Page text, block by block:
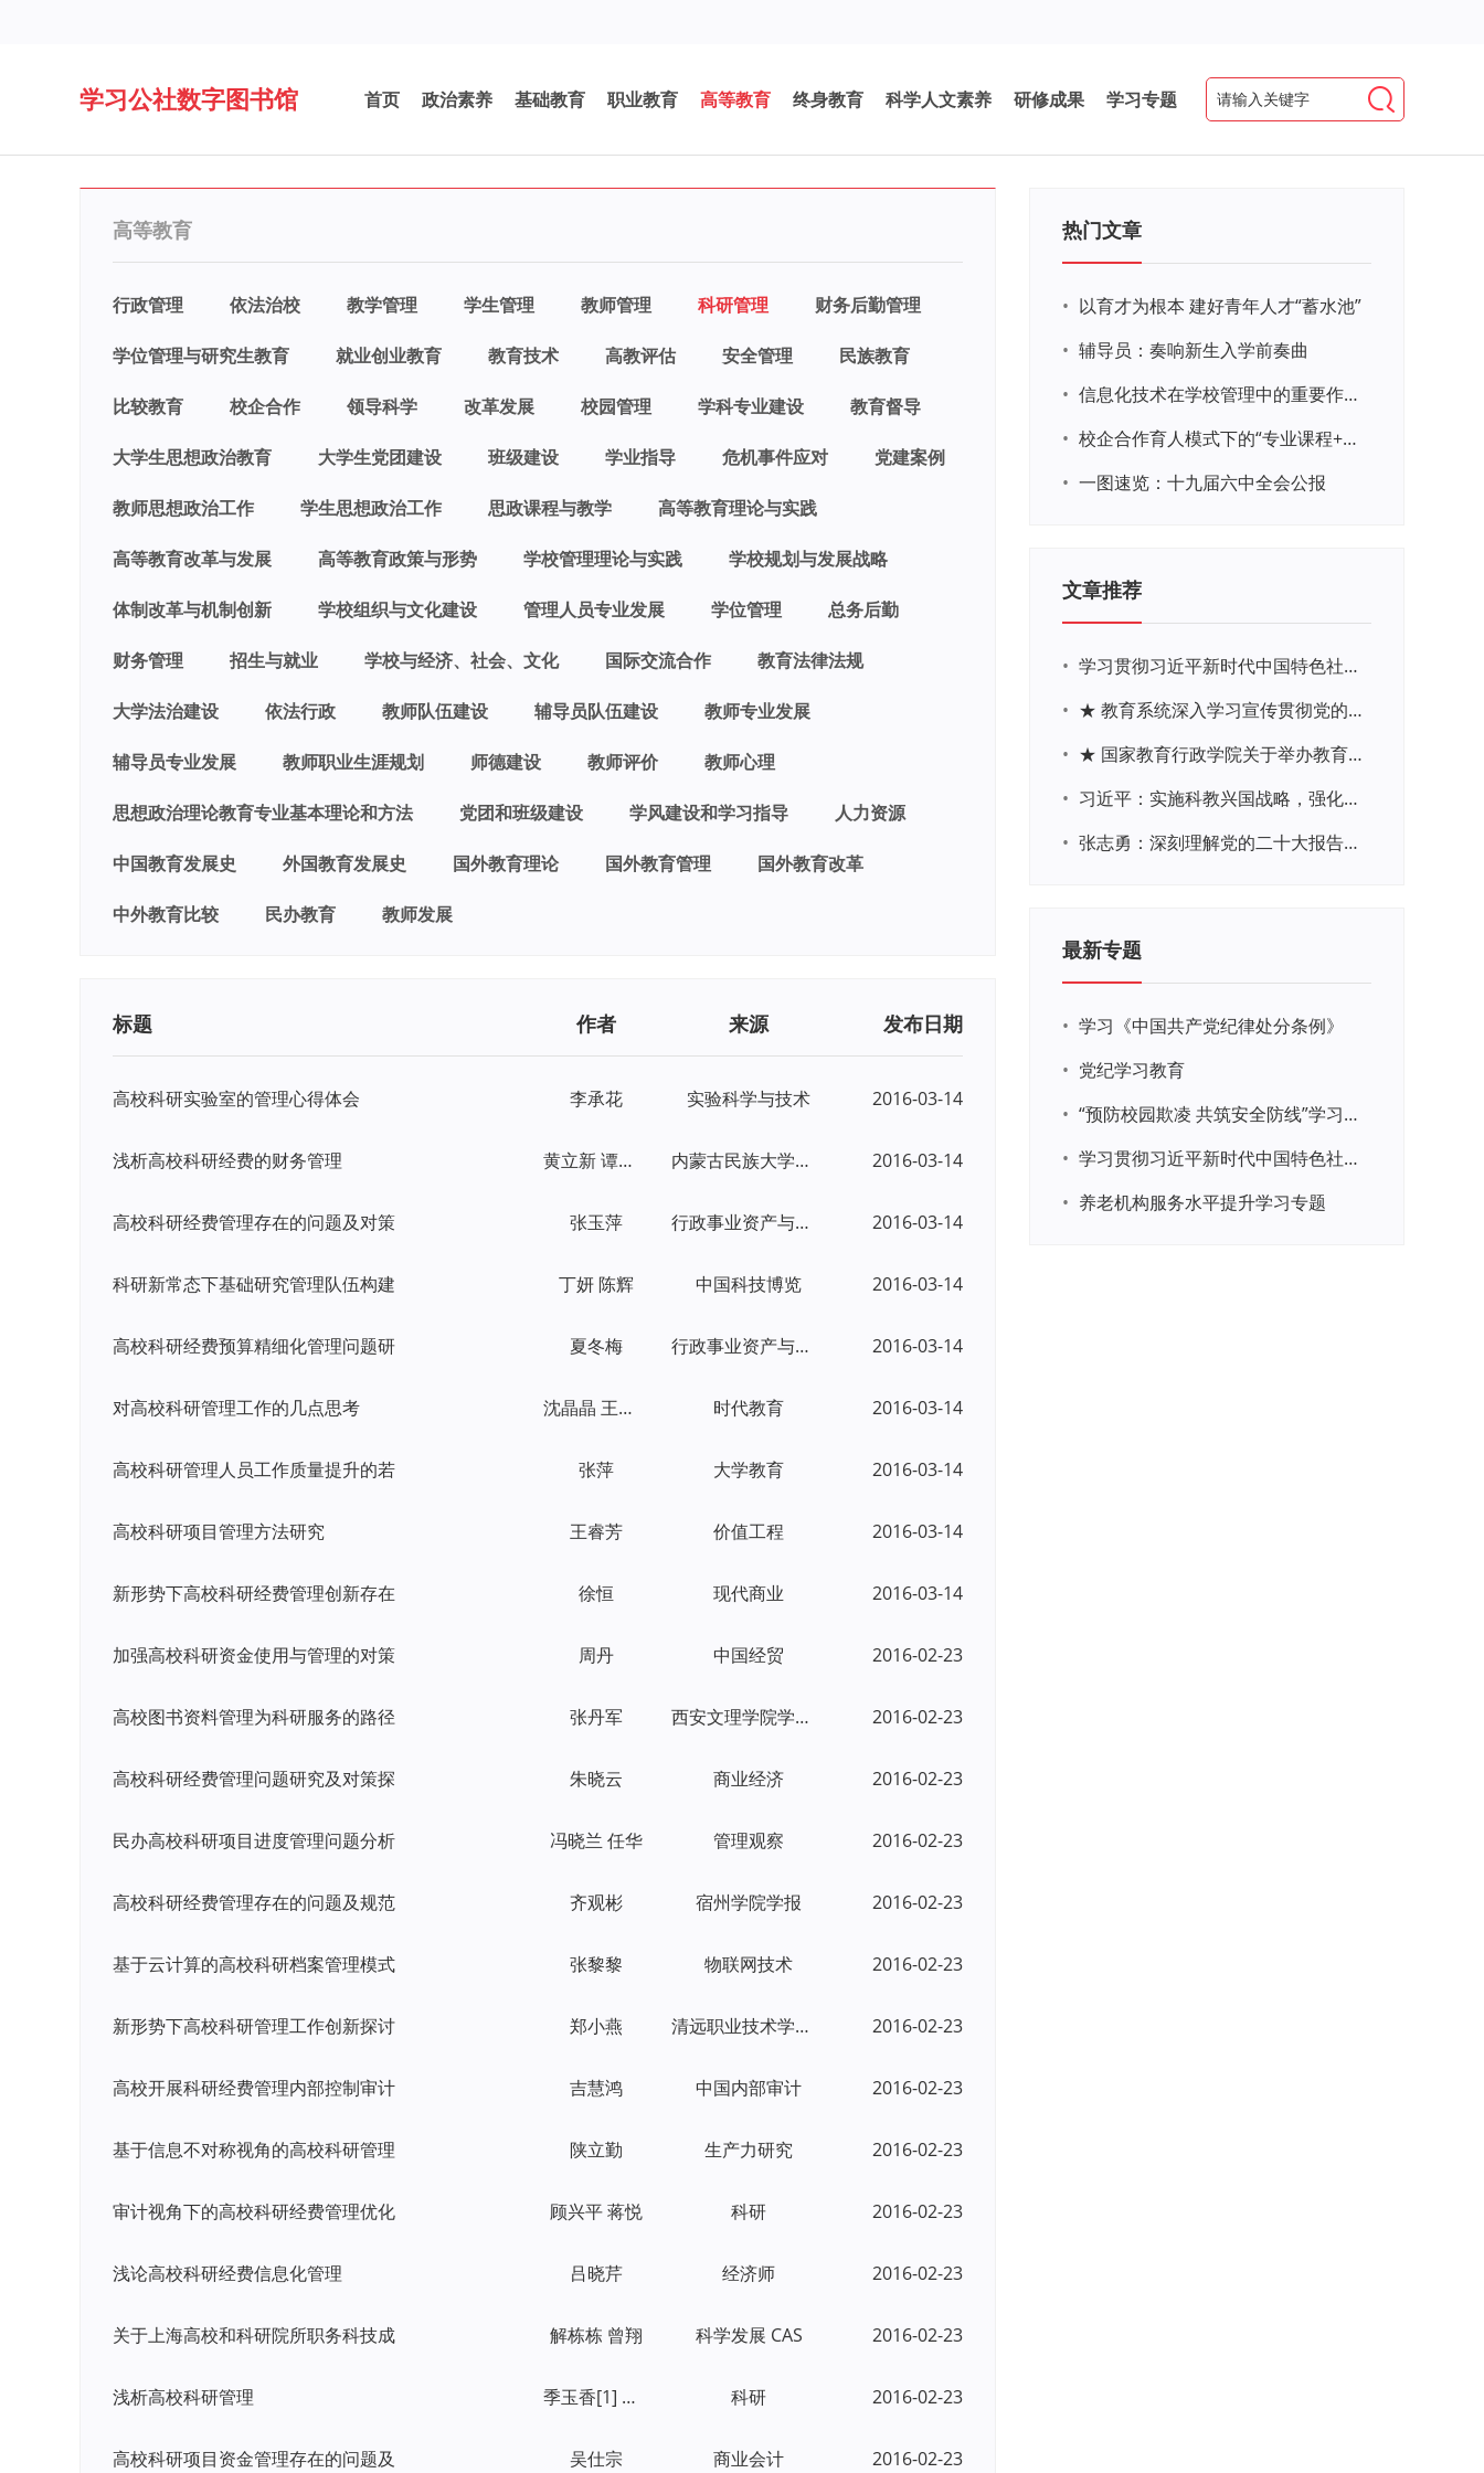
学习公社数字图书馆 首页 政治素养 基础教育 职业教育 高等教育 终身教育 科学人文素养 研修成果 学习专题
高等教育
行政管理 依法治校 教学管理 学生管理 教师管理 科研管理 财务后勤管理
学位管理与研究生教育 就业创业教育 教育技术 高教评估 安全管理 民族教育
比较教育 校企合作 领导科学 改革发展 校园管理 学科专业建设 教育督导
大学生思想政治教育 大学生党团建设 班级建设 学业指导 危机事件应对 党建案例
教师思想政治工作 学生思想政治工作 思政课程与教学 高等教育理论与实践
高等教育改革与发展 高等教育政策与形势 学校管理理论与实践 学校规划与发展战略
体制改革与机制创新 学校组织与文化建设 管理人员专业发展 学位管理 总务后勤
财务管理 招生与就业 学校与经济、社会、文化 国际交流合作 教育法律法规
大学法治建设 依法行政 教师队伍建设 辅导员队伍建设 教师专业发展
辅导员专业发展 教师职业生涯规划 师德建设 教师评价 教师心理
思想政治理论教育专业基本理论和方法 党团和班级建设 学风建设和学习指导 人力资源
中国教育发展史 外国教育发展史 国外教育理论 国外教育管理 国外教育改革
中外教育比较 民办教育 教师发展
标题 作者 来源 发布日期
高校科研实验室的管理心得体会 李承花 实验科学与技术 2016-03-14
浅析高校科研经费的财务管理 黄立新 谭福军 内蒙古民族大学学报：社会科学版 2016-03-14
高校科研经费管理存在的问题及对策 张玉萍 行政事业资产与财务 2016-03-14
科研新常态下基础研究管理队伍构建 丁妍 陈辉 中国科技博览 2016-03-14
高校科研经费预算精细化管理问题研 夏冬梅 行政事业资产与财务 2016-03-14
对高校科研管理工作的几点思考 沈晶晶 王思远 刘丹 时代教育 2016-03-14
高校科研管理人员工作质量提升的若 张萍 大学教育 2016-03-14
高校科研项目管理方法研究 王睿芳 价值工程 2016-03-14
新形势下高校科研经费管理创新存在 徐恒 现代商业 2016-03-14
加强高校科研资金使用与管理的对策 周丹 中国经贸 2016-02-23
高校图书资料管理为科研服务的路径 张丹军 西安文理学院学报：社会科学版 2016-02-23
高校科研经费管理问题研究及对策探 朱晓云 商业经济 2016-02-23
民办高校科研项目进度管理问题分析 冯晓兰 任华 管理观察 2016-02-23
高校科研经费管理存在的问题及规范 齐观彬 宿州学院学报 2016-02-23
基于云计算的高校科研档案管理模式 张黎黎 物联网技术 2016-02-23
新形势下高校科研管理工作创新探讨 郑小燕 清远职业技术学院学报 2016-02-23
高校开展科研经费管理内部控制审计 吉慧鸿 中国内部审计 2016-02-23
基于信息不对称视角的高校科研管理 陕立勤 生产力研究 2016-02-23
审计视角下的高校科研经费管理优化 顾兴平 蒋悦 科研 2016-02-23
浅论高校科研经费信息化管理 吕晓芹 经济师 2016-02-23
关于上海高校和科研院所职务科技成 解栋栋 曾翔 科学发展 CAS 2016-02-23
浅析高校科研管理 季玉香[1] 朱延[2] 科研 2016-02-23
高校科研项目资金管理存在的问题及 吴仕宗 商业会计 2016-02-23
热门文章
• 以育才为根本 建好青年人才“蓄水池”
• 辅导员：奏响新生入学前奏曲
•
信息化技术在学校管理中的重要作用 ——以贵州省威宁民族中学和校园使用等为例
•
校企合作育人模式下的“专业课程+思政教育+党建活动”交叉融合的课程思政教学探索与实践
• 一图速览：十九届六中全会公报
文章推荐
•
学习贯彻习近平新时代中国特色社会主义思想主题教育网络培训
•
★ 教育系统深入学习宣传贯彻党的二十大精神学习专题
•
★ 国家教育行政学院关于举办教育系统深入学习宣传贯彻党的二十大精神专题网络培训的通知
•
习近平：实施科教兴国战略，强化现代化建设人才支撑
•
张志勇：深刻理解党的二十大报告关于教育的新思想、新战略、新要求
最新专题
• 学习《中国共产党纪律处分条例》
• 党纪学习教育
•
“预防校园欺凌 共筑安全防线”学习专题
•
学习贯彻习近平新时代中国特色社会主义思想主题教育
• 养老机构服务水平提升学习专题